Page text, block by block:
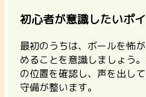
初心者が意識したいポ
最初のうちは、ボールを怖
めることを意識しましょう
の位置を確認し、声を出し
守備が整います。